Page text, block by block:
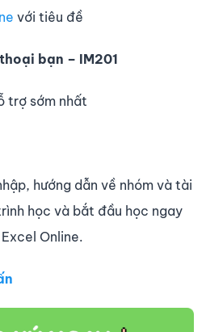
với tiêu đề
bạn – IM201
trợ sớm nhất
hướng dẫn về nhóm và tài
học và bắt đầu học ngay
Online.